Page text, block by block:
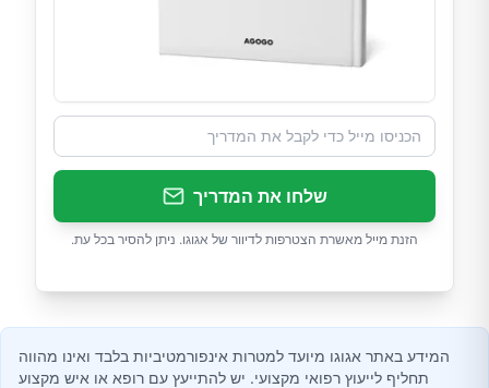
שלחו את המדריך
הזנת מייל מאשרת הצטרפות לדיוור של אגוגו. ניתן להסיר בכל עת.
המידע באתר אגוגו מיועד למטרות אינפורמטיביות בלבד ואינו מהווה
תחליף לייעוץ רפואי מקצועי. יש להתייעץ עם רופא או איש מקצוע